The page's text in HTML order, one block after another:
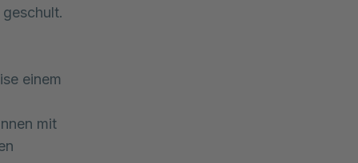
einem
mit